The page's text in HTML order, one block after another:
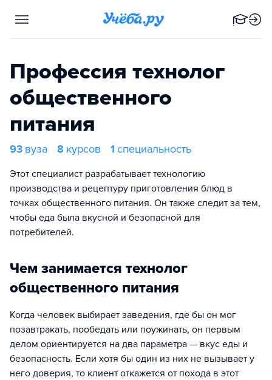
Профессия технолог
общественного
питания
93 вуза 8 курсов 1 специальность
Этот специалист разрабатывает технологию
производства и рецептуру приготовления блюд в
точках общественного питания. Он также следит за тем,
чтобы еда была вкусной и безопасной для
потребителей.
Чем занимается технолог
общественного питания
Когда человек выбирает заведения, где бы он мог
позавтракать, пообедать или поужинать, он первым
делом ориентируется на два параметра — вкус еды и
безопасность. Если хотя бы один из них не вызывает у
него доверия, то клиент откажется от похода в этот